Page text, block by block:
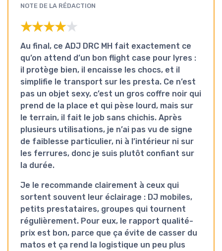
NOTE DE LA RÉDACTION
★★★★★
★★★★★
Au final, ce ADJ DRC MH fait exactement ce
qu’on attend d’un bon flight case pour lyres :
il protège bien, il encaisse les chocs, et il
simplifie le transport sur les presta. Ce n’est
pas un objet sexy, c’est un gros coffre noir qui
prend de la place et qui pèse lourd, mais sur
le terrain, il fait le job sans chichis. Après
plusieurs utilisations, je n’ai pas vu de signe
de faiblesse particulier, ni à l’intérieur ni sur
les ferrures, donc je suis plutôt confiant sur
la durée.
Je le recommande clairement à ceux qui
sortent souvent leur éclairage : DJ mobiles,
petits prestataires, groupes qui tournent
régulièrement. Pour eux, le rapport qualité-
prix est bon, parce que ça évite de casser du
matos et ça rend la logistique un peu plus